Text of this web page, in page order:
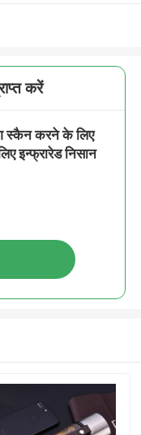
करें
स्कैन करने के लिए
इन्फ्रारेड निसान